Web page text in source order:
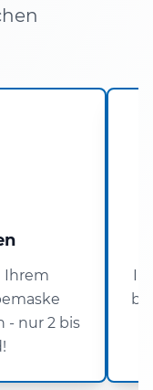
Ihrem
- nur 2 bis